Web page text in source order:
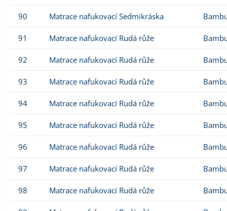
90 Matrace nafukovací Sedmikráska
91 Matrace nafukovací Rudá růže
92 Matrace nafukovací Rudá růže
93 Matrace nafukovací Rudá růže
94 Matrace nafukovací Rudá růže
95 Matrace nafukovací Rudá růže
96 Matrace nafukovací Rudá růže
97 Matrace nafukovací Rudá růže
98 Matrace nafukovací Rudá růže